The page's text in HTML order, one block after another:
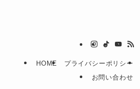
HOME プライバシーポリシー
お問い合わせ